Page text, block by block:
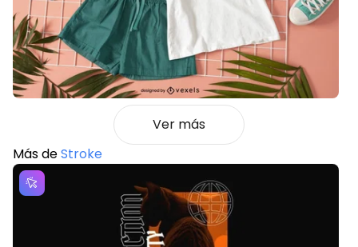
Ver más
Más deStroke